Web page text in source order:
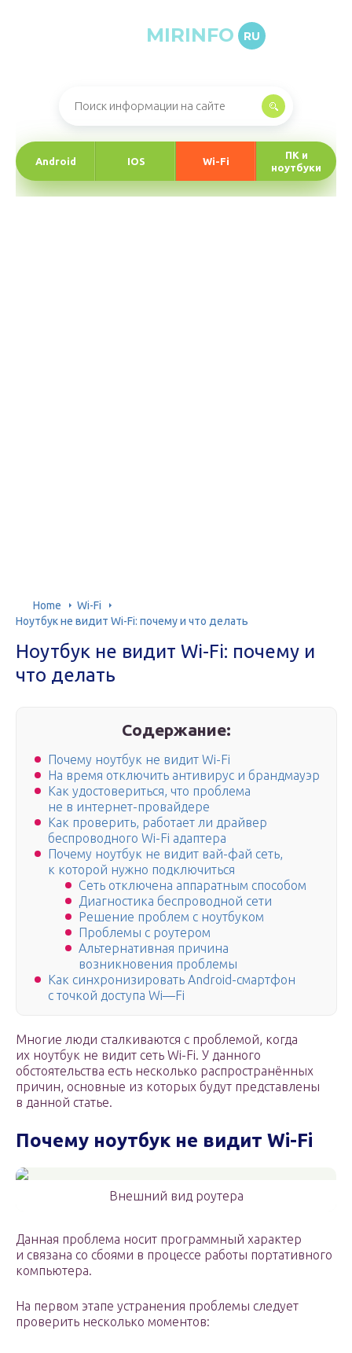
MIRINFO RU
Android IOS Wi-Fi
ПК и
ноутбуки
Home
Wi-Fi
Ноутбук не видит Wi-Fi: почему и что делать
Ноутбук не видит Wi-Fi: почему и
что делать
Содержание:
Почему ноутбук не видит Wi-Fi
На время отключить антивирус и брандмауэр
Как удостовериться, что проблема
не в интернет-провайдере
Как проверить, работает ли драйвер
беспроводного Wi-Fi адаптера
Почему ноутбук не видит вай-фай сеть,
к которой нужно подключиться
Сеть отключена аппаратным способом
Диагностика беспроводной сети
Решение проблем с ноутбуком
Проблемы с роутером
Альтернативная причина
возникновения проблемы
Как синхронизировать Android-смартфон
с точкой доступа Wi—Fi
Многие люди сталкиваются с проблемой, когда
их ноутбук не видит сеть Wi-Fi. У данного
обстоятельства есть несколько распространённых
причин, основные из которых будут представлены
в данной статье.
Почему ноутбук не видит Wi-Fi
Внешний вид роутера
Данная проблема носит программный характер
и связана со сбоями в процессе работы портативного
компьютера.
На первом этапе устранения проблемы следует
проверить несколько моментов: